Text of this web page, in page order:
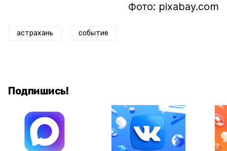
Фото: pixabay.com
астрахань событие
Подпишись!